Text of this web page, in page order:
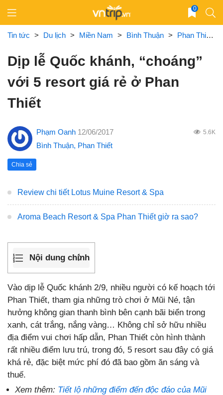
content
0
Tin tức > Du lịch > Miền Nam > Bình Thuận > Phan Thiết
Dịp lễ Quốc khánh, “choáng”
với 5 resort giá rẻ ở Phan
Thiết
Phạm Oanh 12/06/2017 5.6K
Bình Thuận, Phan Thiết
Chia sẻ
Review chi tiết Lotus Muine Resort & Spa
Aroma Beach Resort & Spa Phan Thiết giờ ra sao?
Nội dung chính
Vào dịp lễ Quốc khánh 2/9, nhiều người có kế hoạch tới
Phan Thiết, tham gia những trò chơi ở Mũi Né, tận
hưởng không gian thanh bình bên cạnh bãi biển trong
xanh, cát trắng, nắng vàng… Không chỉ sở hữu nhiều
địa điểm vui chơi hấp dẫn, Phan Thiết còn hình thành
rất nhiều điểm lưu trú, trong đó, 5 resort sau đây có giá
khá rẻ, đặc biệt mức phí đó đã bao gồm ăn sáng và
thuế.
Xem thêm: Tiết lộ những điểm đến độc đáo của Mũi